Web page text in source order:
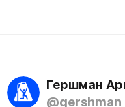
Гершман
@gershman